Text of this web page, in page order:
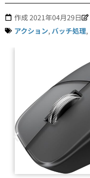
作成 2021年04月29日
アクション, バッチ処理,